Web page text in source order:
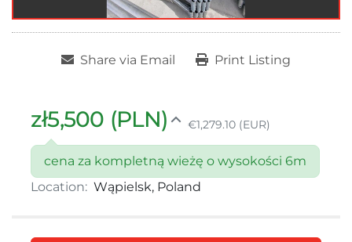
Share via Email Print Listing
zł5,500 (PLN) €1,279.10 (EUR)
cena za kompletną wieżę o wysokości 6m
Location: Wąpielsk, Poland